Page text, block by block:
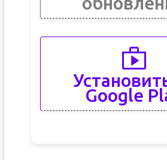
Google